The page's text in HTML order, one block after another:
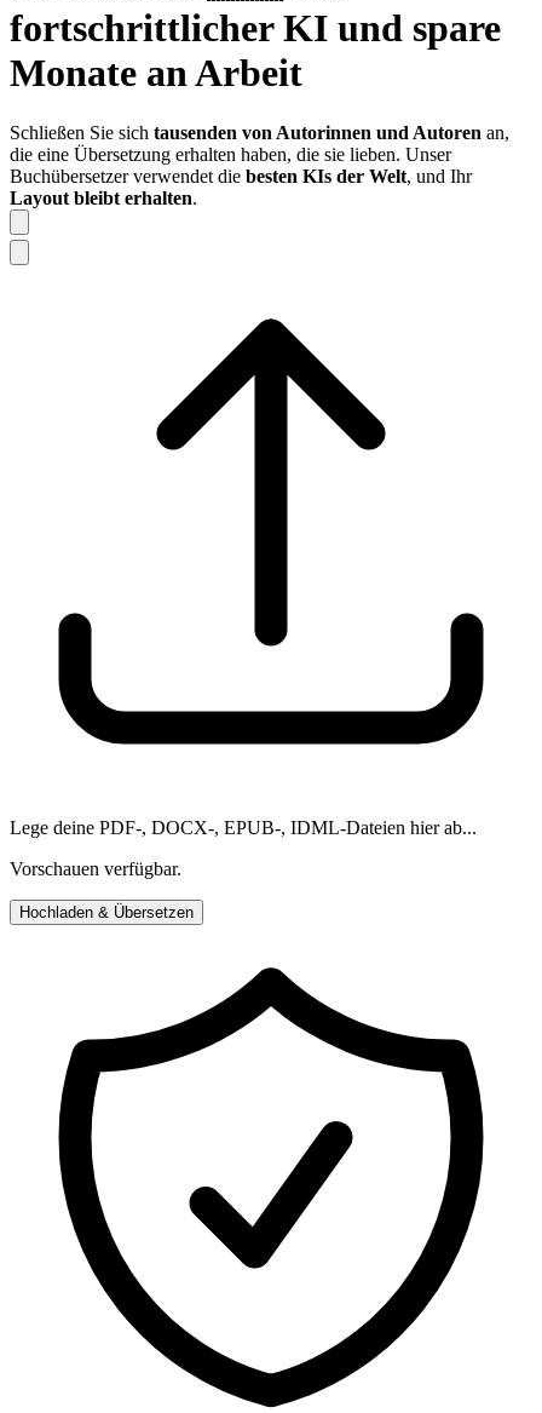
fortschrittlicher KI und spare
Monate an Arbeit
Schließen Sie sich tausenden von Autorinnen und Autoren an,
die eine Übersetzung erhalten haben, die sie lieben. Unser
Buchübersetzer verwendet die besten KIs der Welt, und Ihr
Layout bleibt erhalten.
Lege deine PDF-, DOCX-, EPUB-, IDML-Dateien hier ab...
Vorschauen verfügbar.
Hochladen & Übersetzen